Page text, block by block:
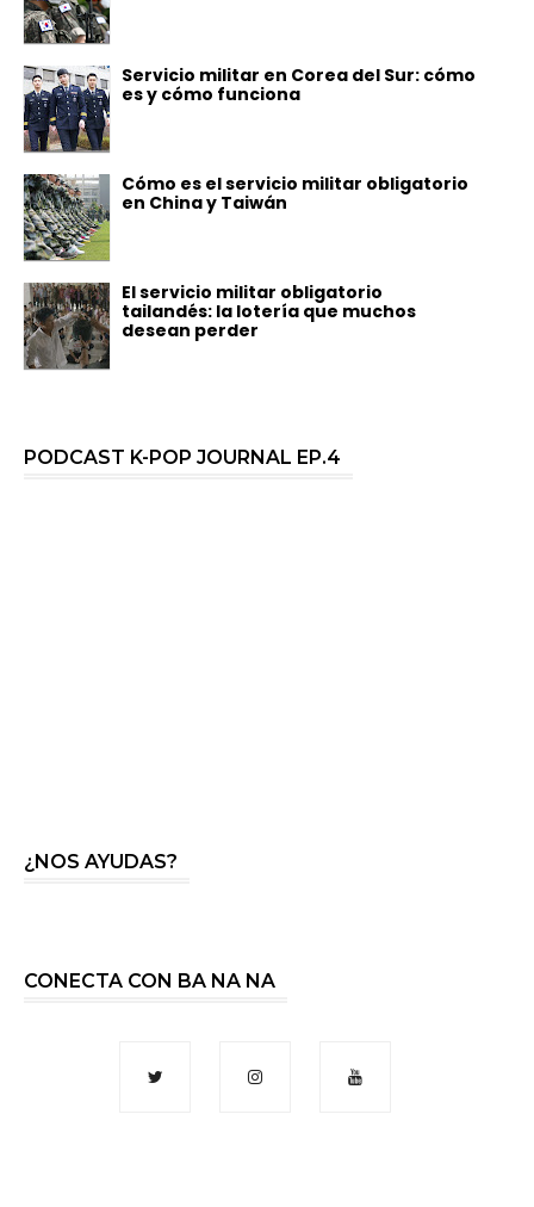
Servicio militar en Corea del Sur: cómo
es y cómo funciona
Cómo es el servicio militar obligatorio
en China y Taiwán
El servicio militar obligatorio
tailandés: la lotería que muchos
desean perder
PODCAST K-POP JOURNAL EP.4
¿NOS AYUDAS?
CONECTA CON BA NA NA